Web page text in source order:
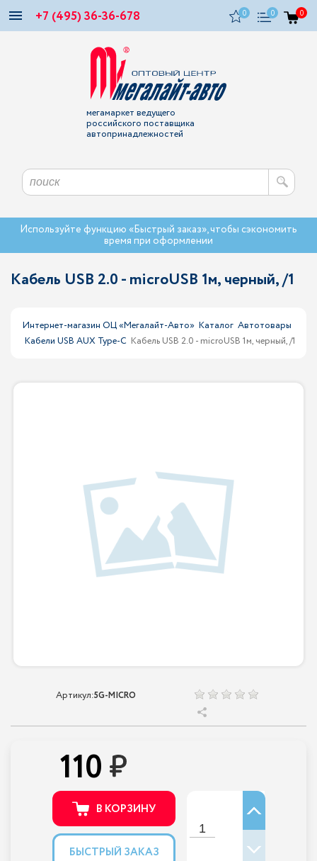
+7 (495) 36-36-678 0 0 0
мегамаркет ведущего
российского поставщика
автопринадлежностей
Используйте функцию «Быстрый заказ», чтобы сэкономить
время при оформлении
Кабель USB 2.0 - microUSB 1м, черный, /1
Интернет-магазин ОЦ «Мегалайт-Авто» Каталог Автотовары
Кабели USB AUX Type-C Кабель USB 2.0 - microUSB 1м, черный, /1
Артикул:5G-MICRO
110
В КОРЗИНУ
БЫСТРЫЙ ЗАКАЗ